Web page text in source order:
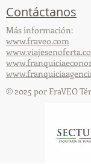
Contáctanos
Más información:
www.fraveo.com
© 2025 por FraVEO